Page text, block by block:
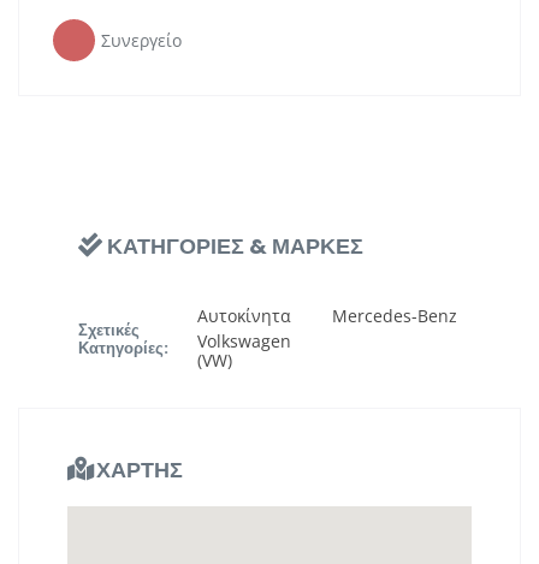
Συνεργείο
ΚΑΤΗΓΟΡΙΕΣ & ΜΑΡΚΕΣ
Σχετικές
Κατηγορίες:
Αυτοκίνητα
Mercedes-Benz
Volkswagen
(VW)
ΧΑΡΤΗΣ